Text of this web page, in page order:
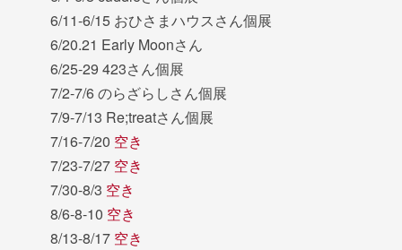
6/11-6/15 おひさまハウスさん個展
6/20.21 Early Moonさん
6/25-29 423さん個展
7/2-7/6 のらざらしさん個展
7/9-7/13 Re;treatさん個展
7/16-7/20 空き
7/23-7/27 空き
7/30-8/3 空き
8/6-8-10 空き
8/13-8/17 空き